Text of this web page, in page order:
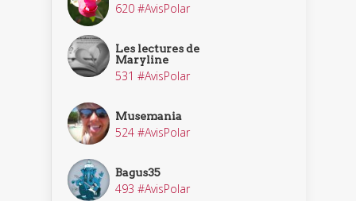
620 #AvisPolar
Les lectures de
Maryline
531 #AvisPolar
Musemania
524 #AvisPolar
Bagus35
493 #AvisPolar